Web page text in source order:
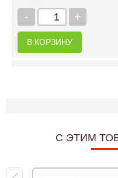
+
-
В КОРЗИНУ
C ЭТИМ